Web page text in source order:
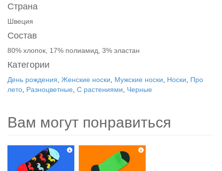
Страна
Швеция
Состав
80% хлопок, 17% полиамид, 3% эластан
Категории
День рождения Женские носки Мужские носки Носки
Про
лето Разноцветные С растениями Черные
Вам могут понравиться